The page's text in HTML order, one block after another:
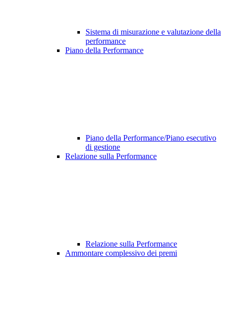
Sistema di misurazione e valutazione della
performance
Piano della Performance
Piano della Performance/Piano esecutivo
di gestione
Relazione sulla Performance
Relazione sulla Performance
Ammontare complessivo dei premi